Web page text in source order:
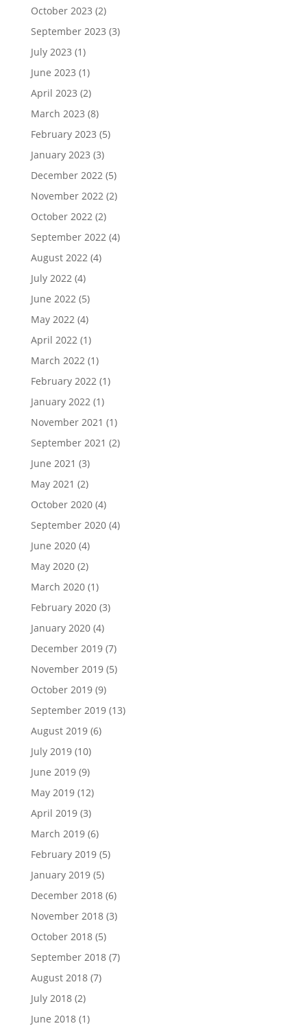
October 2023 (2)
September 2023 (3)
July 2023 (1)
June 2023 (1)
April 2023 (2)
March 2023 (8)
February 2023 (5)
January 2023 (3)
December 2022(5)
November 2022(2)
October 2022(2)
September 2022(4)
August 2022(4)
July 2022(4)
June 2022(5)
May 2022(4)
April 2022(1)
March 2022(1)
February 2022(1)
January 2022(1)
November 2021 (1)
September 2021 (2)
June 2021 (3)
May 2021 (2)
October 2020(4)
September 2020(4)
June 2020(4)
May 2020(2)
March 2020(1)
February 2020(3)
January 2020(4)
December 2019(7)
November 2019(5)
October 2019(9)
September 2019(13)
August 2019(6)
July 2019(10)
June 2019(9)
May 2019(12)
April 2019(3)
March 2019(6)
February 2019(5)
January 2019(5)
December 2018(6)
November 2018(3)
October 2018(5)
September 2018(7)
August 2018(7)
July 2018(2)
June 2018(1)